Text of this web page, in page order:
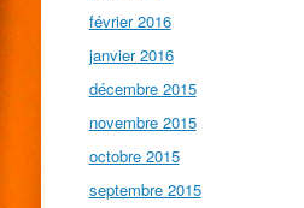
février 2016
janvier 2016
décembre 2015
novembre 2015
octobre 2015
septembre 2015